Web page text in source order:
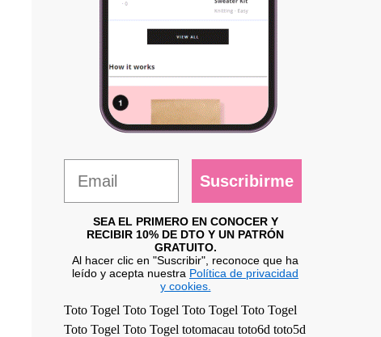
Suscribirme
SEA EL PRIMERO EN CONOCER Y
RECIBIR 10% DE DTO Y UN PATRÓN
GRATUITO.
Al hacer clic en "Suscribir", reconoce que ha
leído y acepta nuestra Política de privacidad
y cookies.
Toto Togel Toto Togel Toto Togel Toto Togel
Toto Togel Toto Togel totomacau toto6d toto5d